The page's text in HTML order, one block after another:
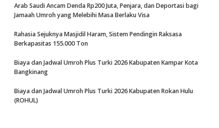
Arab Saudi Ancam Denda Rp200 Juta, Penjara, dan Deportasi bagi
Jamaah Umroh yang Melebihi Masa Berlaku Visa
Rahasia Sejuknya Masjidil Haram, Sistem Pendingin Raksasa
Berkapasitas 155.000 Ton
Biaya dan Jadwal Umroh Plus Turki 2026 Kabupaten Kampar Kota
Bangkinang
Biaya dan Jadwal Umroh Plus Turki 2026 Kabupaten Rokan Hulu
(ROHUL)